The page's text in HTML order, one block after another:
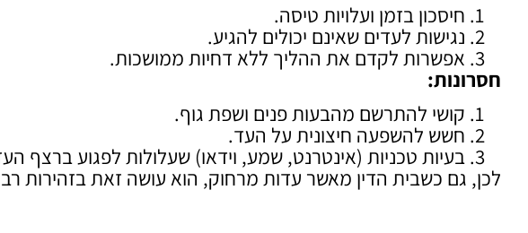
חיסכון בזמן ועלויות טיסה.
נגישות לעדים שאינם יכולים להגיע.
אפשרות לקדם את ההליך ללא דחיות ממושכות.
חסרונות:
קושי להתרשם מהבעות פנים ושפת גוף.
חשש להשפעה חיצונית על העד.
בעיות טכניות (אינטרנט, שמע, וידאו) שעלולות לפגוע ברצף
לכן, גם כשבית הדין מאשר עדות מרחוק, הוא עושה זאת בזהירות